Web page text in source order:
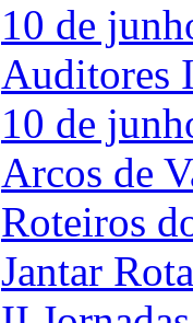
10 de
Auditores
10 de
Arcos de
Roteiros
Jantar